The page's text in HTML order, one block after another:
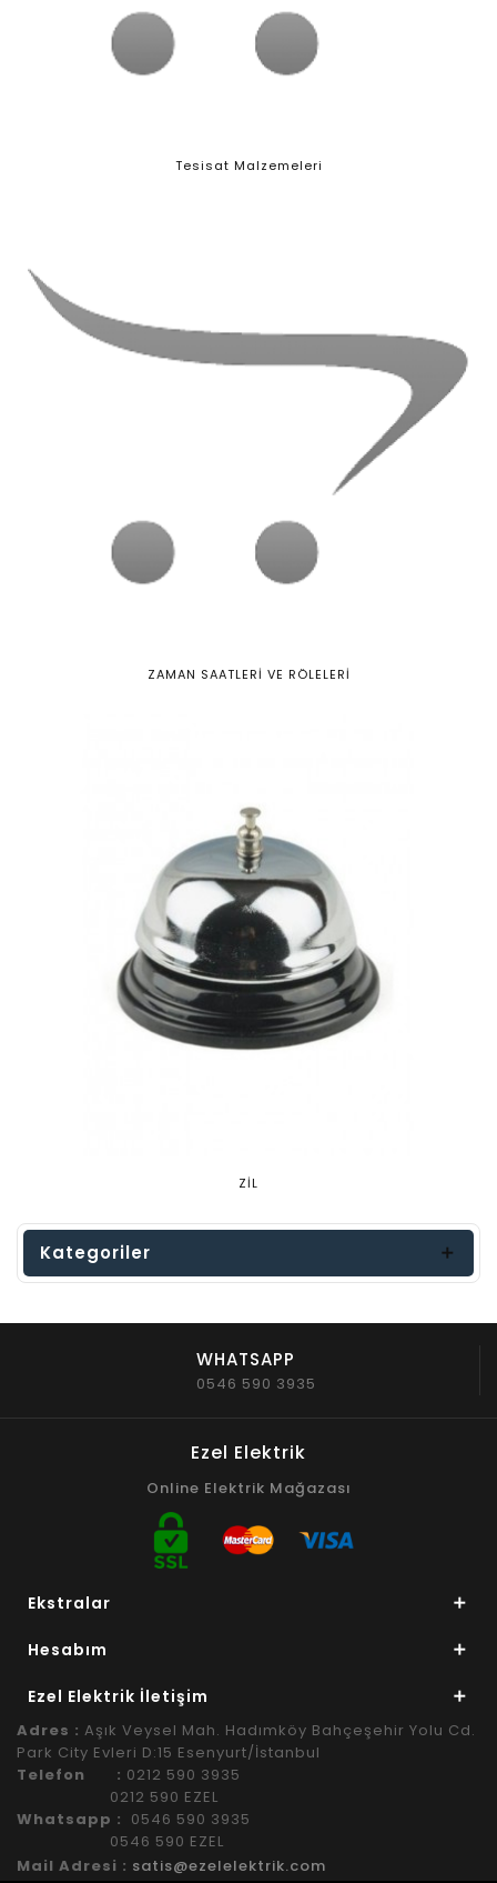
Tesisat Malzemeleri
ZAMAN SAATLERİ VE RÖLELERİ
ZİL
Kategoriler
WHATSAPP
0546 590 3935
Ezel Elektrik
Online Elektrik Mağazası
Ekstralar
Hesabım
Ezel Elektrik İletişim
Adres : Aşık Veysel Mah. Hadımköy Bahçeşehir Yolu Cd.
Park City Evleri D:15 Esenyurt/İstanbul
Telefon : 0212 590 3935
0212 590 EZEL
Whatsapp : 0546 590 3935
0546 590 EZEL
Mail Adresi : satis@ezelelektrik.com